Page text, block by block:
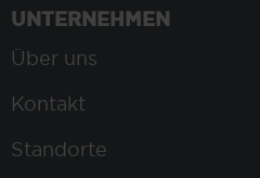
UNTERNEHMEN
Über uns
Kontakt
Standorte